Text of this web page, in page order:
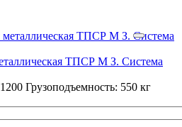
ТПСР М З. Система
Грузоподъемность: 550 кг